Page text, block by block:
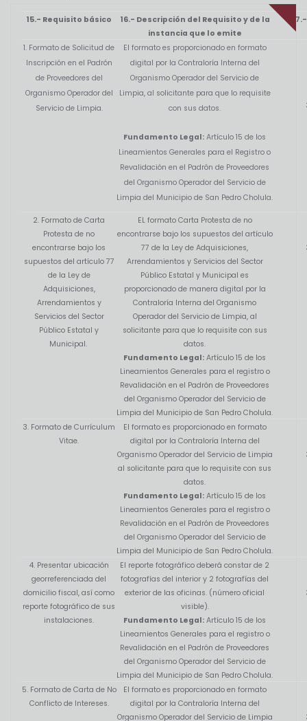
15.- Requisito básico
16.- Descripción del Requisito y de la
instancia que lo emite
1. Formato de Solicitud de
Inscripción en el Padrón
de Proveedores del
Organismo Operador del
Servicio de Limpia.
El formato es proporcionado en formato
digital por la Contraloría Interna del
Organismo Operador del Servicio de
Limpia, al solicitante para que lo requisite
con sus datos.
Fundamento Legal: Artículo 15 de los
Lineamientos Generales para el Registro o
Revalidación en el Padrón de Proveedores
del Organismo Operador del Servicio de
Limpia del Municipio de San Pedro Cholula.
2. Formato de Carta
Protesta de no
encontrarse bajo los
supuestos del artículo 77
de la Ley de
Adquisiciones,
Arrendamientos y
Servicios del Sector
Público Estatal y
Municipal.
EL formato Carta Protesta de no
encontrarse bajo los supuestos del artículo
77 de la Ley de Adquisiciones,
Arrendamientos y Servicios del Sector
Público Estatal y Municipal es
proporcionado de manera digital por la
Contraloría Interna del Organismo
Operador del Servicio de Limpia, al
solicitante para que lo requisite con sus
datos.
Fundamento Legal: Artículo 15 de los
Lineamientos Generales para el registro o
Revalidación en el Padrón de Proveedores
del Organismo Operador del Servicio de
Limpia del Municipio de San Pedro Cholula.
3. Formato de Currículum
Vitae.
El formato es proporcionado en formato
digital por la Contraloría Interna del
Organismo Operador del Servicio de Limpia
al solicitante para que lo requisite con sus
datos.
Fundamento Legal: Artículo 15 de los
Lineamientos Generales para el registro o
Revalidación en el Padrón de Proveedores
del Organismo Operador del Servicio de
Limpia del Municipio de San Pedro Cholula.
4. Presentar ubicación
georreferenciada del
domicilio fiscal, así como
reporte fotográfico de sus
instalaciones.
El reporte fotográfico deberá constar de 2
fotografías del interior y 2 fotografías del
exterior de las oficinas. (número oficial
visible).
Fundamento Legal: Artículo 15 de los
Lineamientos Generales para el registro o
Revalidación en el Padrón de Proveedores
del Organismo Operador del Servicio de
Limpia del Municipio de San Pedro Cholula.
5. Formato de Carta de No
Conflicto de Intereses.
El formato es proporcionado en formato
digital por la Contraloría Interna del
Organismo Operador del Servicio de Limpia